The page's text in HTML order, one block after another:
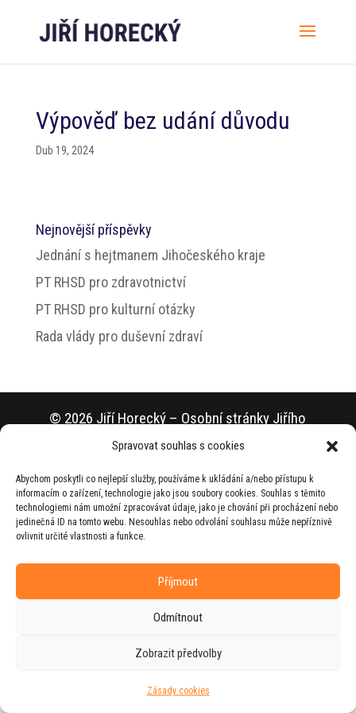
Spravovat souhlas s cookies
Abychom poskytli co nejlepší služby, používáme k ukládání a/nebo přístupu k
informacím o zařízení, technologie jako jsou soubory cookies. Souhlas s těmito
technologiemi nám umožní zpracovávat údaje, jako je chování při procházení nebo
jedinečná ID na tomto webu. Nesouhlas nebo odvolání souhlasu může nepříznivě
ovlivnit určité vlastnosti a funkce.
Příjmout
Odmítnout
Zobrazit předvolby
Zásady cookies
Výpověď bez udání důvodu
Dub 19, 2024
Nejnovější příspěvky
Jednání s hejtmanem Jihočeského kraje
PT RHSD pro zdravotnictví
PT RHSD pro kulturní otázky
Rada vlády pro duševní zdraví
© 2026 Jiří Horecký – Osobní stránky Jiřího
Horeckého
agenturouZEST BRAND.